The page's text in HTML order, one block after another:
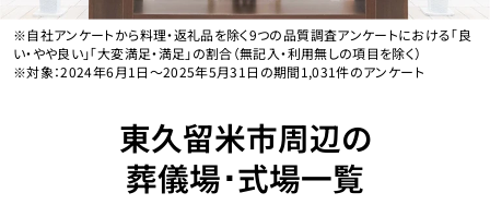
※自社アンケートから料理・返礼品を除く9つの品質調査アンケートにおける「良
い・やや良い」「大変満足・満足」の割合（無記入・利用無しの項目を除く）
※対象：2024年6月1日〜2025年5月31日の期間1,031件のアンケート
東久留米市周辺の
葬儀場･式場一覧